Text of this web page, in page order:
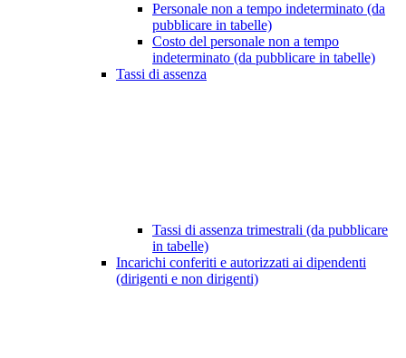
Personale non a tempo indeterminato (da
pubblicare in tabelle)
Costo del personale non a tempo
indeterminato (da pubblicare in tabelle)
Tassi di assenza
Tassi di assenza trimestrali (da pubblicare
in tabelle)
Incarichi conferiti e autorizzati ai dipendenti
(dirigenti e non dirigenti)